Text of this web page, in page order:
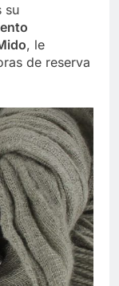
su
, le
de reserva